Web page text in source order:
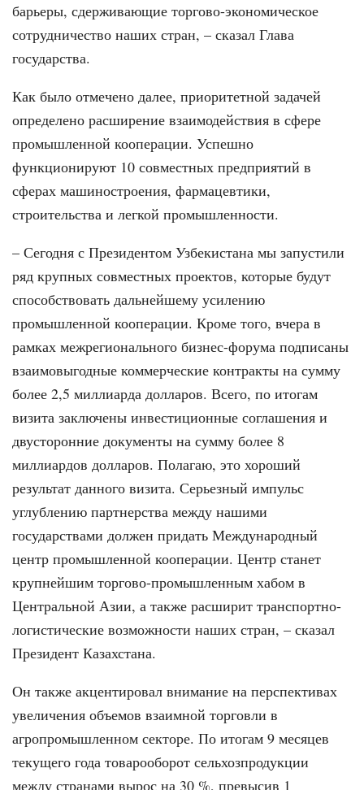
барьеры, сдерживающие торгово-экономическое
сотрудничество наших стран, – сказал Глава
государства.
Как было отмечено далее, приоритетной задачей
определено расширение взаимодействия в сфере
промышленной кооперации. Успешно
функционируют 10 совместных предприятий в
сферах машиностроения, фармацевтики,
строительства и легкой промышленности.
– Сегодня с Президентом Узбекистана мы запустили
ряд крупных совместных проектов, которые будут
способствовать дальнейшему усилению
промышленной кооперации. Кроме того, вчера в
рамках межрегионального бизнес-форума подписаны
взаимовыгодные коммерческие контракты на сумму
более 2,5 миллиарда долларов. Всего, по итогам
визита заключены инвестиционные соглашения и
двусторонние документы на сумму более 8
миллиардов долларов. Полагаю, это хороший
результат данного визита. Серьезный импульс
углублению партнерства между нашими
государствами должен придать Международный
центр промышленной кооперации. Центр станет
крупнейшим торгово-промышленным хабом в
Центральной Азии, а также расширит транспортно-
логистические возможности наших стран, – сказал
Президент Казахстана.
Он также акцентировал внимание на перспективах
увеличения объемов взаимной торговли в
агропромышленном секторе. По итогам 9 месяцев
текущего года товарооборот сельхозпродукции
между странами вырос на 30 %, превысив 1